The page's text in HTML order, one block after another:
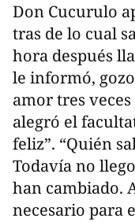
Don Cucurulo
tras de lo cual
hora después
le informó,
amor tres veces
alegró el
feliz”. “Quién
Todavía no
han cambiado.
necesario para